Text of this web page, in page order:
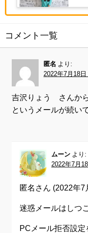
コメント一覧
匿名
より:
2022年7月18日
吉沢りょう さんか
というメールが続い
ムーン
より:
2022年7月
匿名さん (2022年7
迷惑メールはしつ
PCメール拒否設定